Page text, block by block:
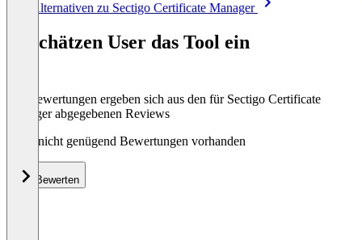
Alle Alternativen zu Sectigo Certificate Manager
So schätzen User das Tool ein
Die Bewertungen ergeben sich aus den für Sectigo Certificate
Manager abgegebenen Reviews
Noch nicht genügend Bewertungen vorhanden
Bewerten